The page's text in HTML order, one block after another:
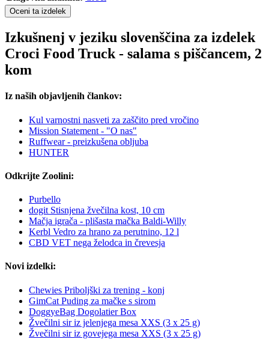
Oceni ta izdelek
Izkušnenj v jeziku slovenščina za izdelek
Croci Food Truck - salama s piščancem, 2
kom
Iz naših objavljenih člankov:
Kul varnostni nasveti za zaščito pred vročino
Mission Statement - "O nas"
Ruffwear - preizkušena obljuba
HUNTER
Odkrijte Zoolini:
Purbello
dogit Stisnjena žvečilna kost, 10 cm
Mačja igrača - plišasta mačka Baldi-Willy
Kerbl Vedro za hrano za perutnino, 12 l
CBD VET nega želodca in črevesja
Novi izdelki:
Chewies Priboljški za trening - konj
GimCat Puding za mačke s sirom
DoggyeBag Dogolatier Box
Žvečilni sir iz jelenjega mesa XXS (3 x 25 g)
Žvečilni sir iz govejega mesa XXS (3 x 25 g)